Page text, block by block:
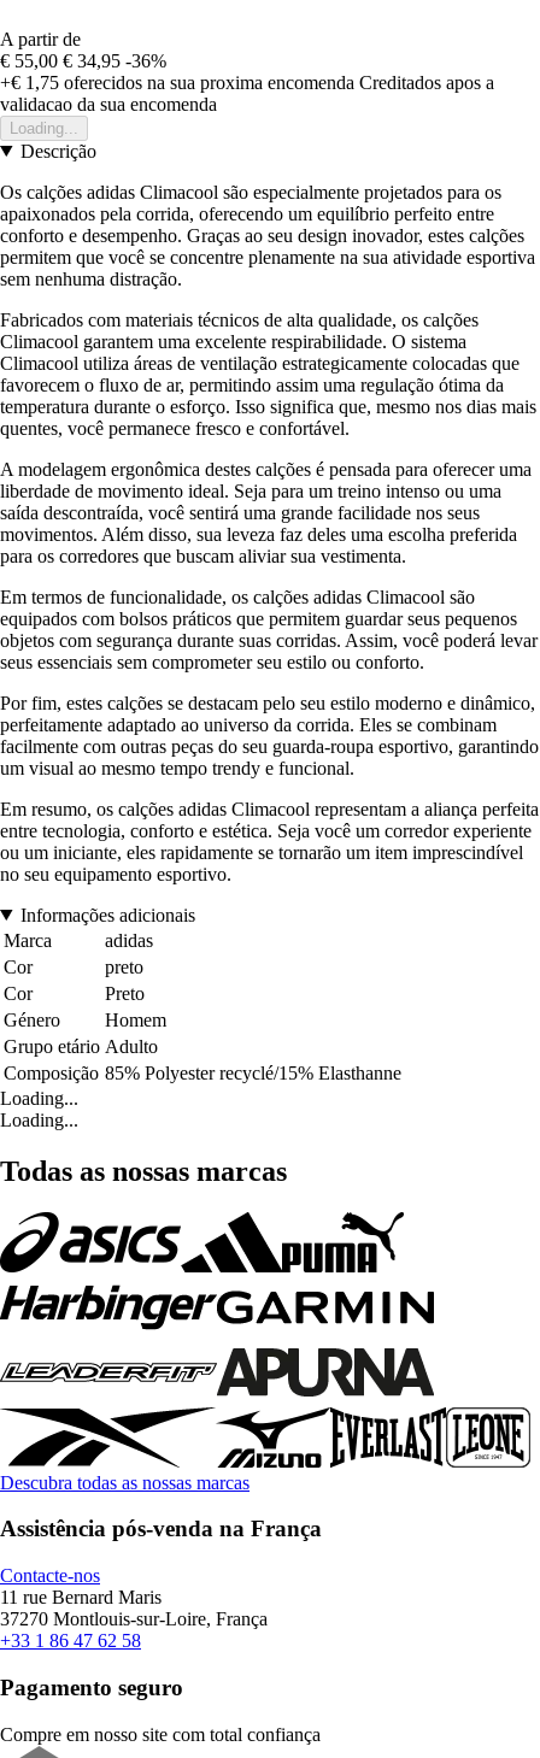
A partir de
€ 55,00 € 34,95 -36%
+€ 1,75 oferecidos na sua proxima encomenda Creditados apos a
validacao da sua encomenda
Loading...
Descrição
Os calções adidas Climacool são especialmente projetados para os
apaixonados pela corrida, oferecendo um equilíbrio perfeito entre
conforto e desempenho. Graças ao seu design inovador, estes calções
permitem que você se concentre plenamente na sua atividade esportiva
sem nenhuma distração.
Fabricados com materiais técnicos de alta qualidade, os calções
Climacool garantem uma excelente respirabilidade. O sistema
Climacool utiliza áreas de ventilação estrategicamente colocadas que
favorecem o fluxo de ar, permitindo assim uma regulação ótima da
temperatura durante o esforço. Isso significa que, mesmo nos dias mais
quentes, você permanece fresco e confortável.
A modelagem ergonômica destes calções é pensada para oferecer uma
liberdade de movimento ideal. Seja para um treino intenso ou uma
saída descontraída, você sentirá uma grande facilidade nos seus
movimentos. Além disso, sua leveza faz deles uma escolha preferida
para os corredores que buscam aliviar sua vestimenta.
Em termos de funcionalidade, os calções adidas Climacool são
equipados com bolsos práticos que permitem guardar seus pequenos
objetos com segurança durante suas corridas. Assim, você poderá levar
seus essenciais sem comprometer seu estilo ou conforto.
Por fim, estes calções se destacam pelo seu estilo moderno e dinâmico,
perfeitamente adaptado ao universo da corrida. Eles se combinam
facilmente com outras peças do seu guarda-roupa esportivo, garantindo
um visual ao mesmo tempo trendy e funcional.
Em resumo, os calções adidas Climacool representam a aliança perfeita
entre tecnologia, conforto e estética. Seja você um corredor experiente
ou um iniciante, eles rapidamente se tornarão um item imprescindível
no seu equipamento esportivo.
Informações adicionais
Marca
adidas
Cor
preto
Cor
Preto
Género
Homem
Grupo etário Adulto
Composição 85% Polyester recyclé/15% Elasthanne
Loading...
Loading...
Todas as nossas marcas
Descubra todas as nossas marcas
Assistência pós-venda na França
Contacte-nos
11 rue Bernard Maris
37270 Montlouis-sur-Loire, França
+33 1 86 47 62 58
Pagamento seguro
Compre em nosso site com total confiança